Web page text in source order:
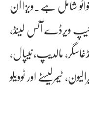
کیپ ویرڈے آئس لینڈ،
مالدیپ، نیپال،
ٹیمرلیسٹے اور ٹوویلو